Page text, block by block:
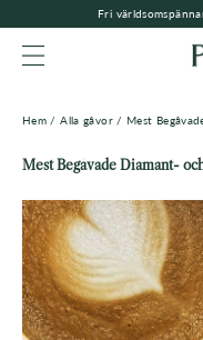
Fri
WEBBPLATSNAVIGERING
Hem / Alla gåvor / Mest
Mest Begåvade Diamant-